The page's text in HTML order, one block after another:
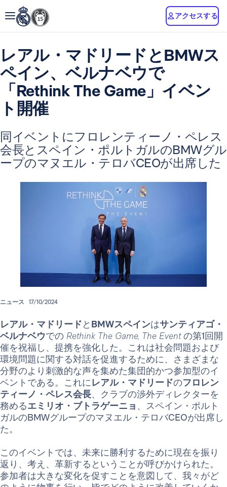
アクセスする
レアル・マドリードとBMWス
ペイン、ベルナベウで
「Rethink The Game」イベン
ト開催
同イベントにフロレンティーノ・ペレス
会長とスペイン・ポルトガルのBMWグル
ープのマヌエル・テロバCEOが出席した
ニュース 17/10/2024
レアル・マドリードと BMWスペインはサンティアゴ・
ベルナベウでの Rethink The Game, The Eventの第1回開
催を祝福し、提携を強化した。これは社会問題および
環境問題に関する対話を促進するために、さまざまな
分野のより刺激的な声を集めた集団的かつ参加型のイ
ベントである。これにレアル・マドリードのフロレン
ティーノ・ペレス会長、クラブの渉外ディレクターを
務めるエミリオ・ブトラゲーニョ 、スペイン・ポルト
ガルのBMWグループのマヌエル・テロバCEOが出席し
た。
このイベントでは、未来に勝利するために現在を振り
返り、考え、革新するということが呼びかけられた。
参加者は大きな変化を促すことを意図して、我々がど